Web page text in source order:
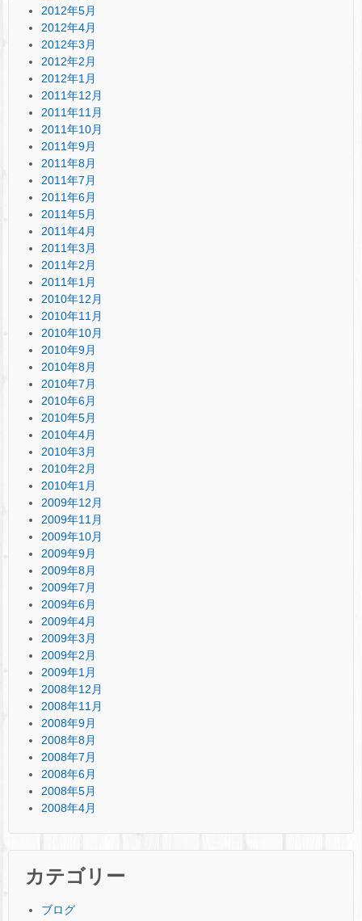
2012年5月
2012年4月
2012年3月
2012年2月
2012年1月
2011年12月
2011年11月
2011年10月
2011年9月
2011年8月
2011年7月
2011年6月
2011年5月
2011年4月
2011年3月
2011年2月
2011年1月
2010年12月
2010年11月
2010年10月
2010年9月
2010年8月
2010年7月
2010年6月
2010年5月
2010年4月
2010年3月
2010年2月
2010年1月
2009年12月
2009年11月
2009年10月
2009年9月
2009年8月
2009年7月
2009年6月
2009年4月
2009年3月
2009年2月
2009年1月
2008年12月
2008年11月
2008年9月
2008年8月
2008年7月
2008年6月
2008年5月
2008年4月
カテゴリー
ブログ